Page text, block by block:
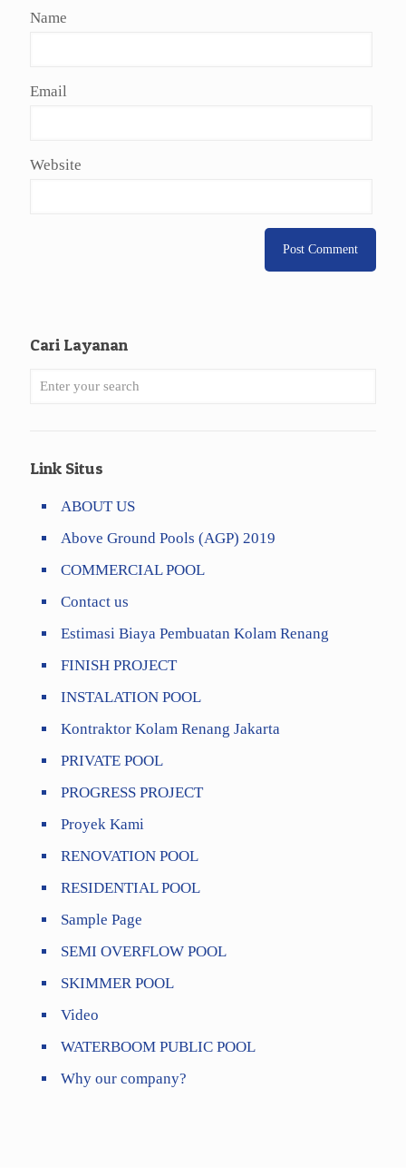
Name
Email
Website
Cari Layanan
Link Situs
ABOUT US
Above Ground Pools (AGP) 2019
COMMERCIAL POOL
Contact us
Estimasi Biaya Pembuatan Kolam Renang
FINISH PROJECT
INSTALATION POOL
Kontraktor Kolam Renang Jakarta
PRIVATE POOL
PROGRESS PROJECT
Proyek Kami
RENOVATION POOL
RESIDENTIAL POOL
Sample Page
SEMI OVERFLOW POOL
SKIMMER POOL
Video
WATERBOOM PUBLIC POOL
Why our company?